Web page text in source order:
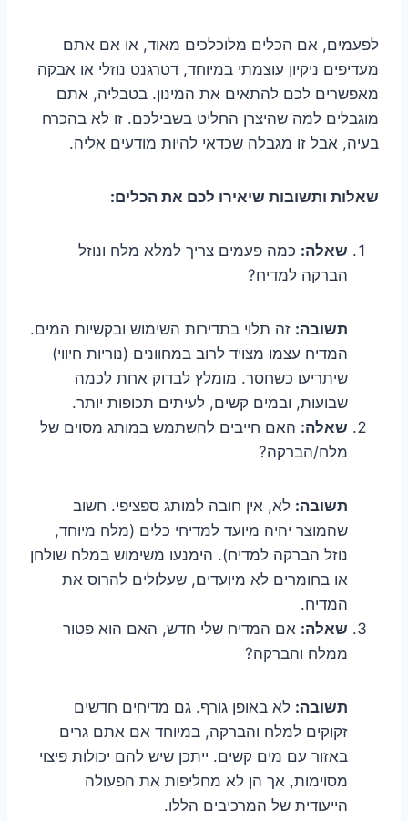
לפעמים, אם הכלים מלוכלכים מאוד, או אם אתם
מעדיפים ניקיון עוצמתי במיוחד, דטרגנט נוזלי או אבקה
מאפשרים לכם להתאים את המינון. בטבליה, אתם
מוגבלים למה שהיצרן החליט בשבילכם. זו לא בהכרח
בעיה, אבל זו מגבלה שכדאי להיות מודעים אליה.
שאלות ותשובות שיאירו לכם את הכלים:
שאלה: כמה פעמים צריך למלא מלח ונוזל
הברקה למדיח?
תשובה: זה תלוי בתדירות השימוש ובקשיות המים.
המדיח עצמו מצויד לרוב במחוונים (נוריות חיווי)
שיתריעו כשחסר. מומלץ לבדוק אחת לכמה
שבועות, ובמים קשים, לעיתים תכופות יותר.
שאלה: האם חייבים להשתמש במותג מסוים של
מלח/הברקה?
תשובה: לא, אין חובה למותג ספציפי. חשוב
שהמוצר יהיה מיועד למדיחי כלים (מלח מיוחד,
נוזל הברקה למדיח). הימנעו משימוש במלח שולחן
או בחומרים לא מיועדים, שעלולים להרוס את
המדיח.
שאלה: אם המדיח שלי חדש, האם הוא פטור
ממלח והברקה?
תשובה: לא באופן גורף. גם מדיחים חדשים
זקוקים למלח והברקה, במיוחד אם אתם גרים
באזור עם מים קשים. ייתכן שיש להם יכולות פיצוי
מסוימות, אך הן לא מחליפות את הפעולה
הייעודית של המרכיבים הללו.